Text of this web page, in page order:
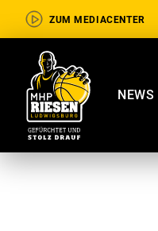
ZUM MEDIACENTER
NEWS